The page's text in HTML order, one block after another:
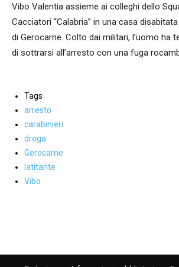
Vibo Valentia assieme ai colleghi dello
Cacciatori “Calabria” in una casa
di Gerocarne. Colto dai militari, l’uomo ha
di sottrarsi all’arresto con una fuga
Tags
arresto
carabinieri
droga
Gerocarne
latitante
Vibo